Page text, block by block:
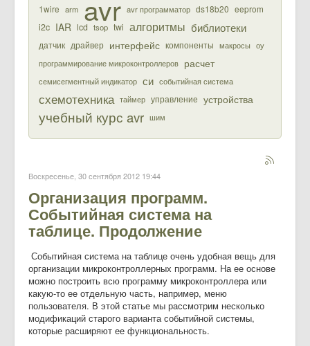
1wire arm avr avr программатор ds18b20 eeprom
i2c IAR lcd tsop twi алгоритмы библиотеки
датчик драйвер интерфейс компоненты макросы оу
программирование микроконтроллеров расчет
семисегментный индикатор си событийная система
схемотехника таймер управление устройства
учебный курс avr шим
Воскресенье, 30 сентября 2012 19:44
Организация программ.
Событийная система на
таблице. Продолжение
Событийная система на таблице очень удобная вещь для
организации микроконтроллерных программ. На ее основе
можно построить всю программу микроконтроллера или
какую-то ее отдельную часть, например, меню
пользователя. В этой статье мы рассмотрим несколько
модификаций старого варианта событийной системы,
которые расширяют ее функциональность.